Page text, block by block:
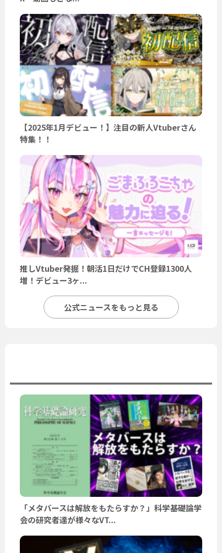
【2025年1月デビュー！】注目の新人Vtuberさん
特集！！
推しVtuber発掘！朝活1日だけでCH登録1300人
増！デビュー3ヶ...
公式ニュースをもっと見る
「メタバースは解放をもたらすか？」科学基礎論学
会の研究者達が様々なVT...